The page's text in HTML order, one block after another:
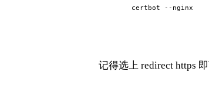
certbot --nginx
记得选上 redirect https